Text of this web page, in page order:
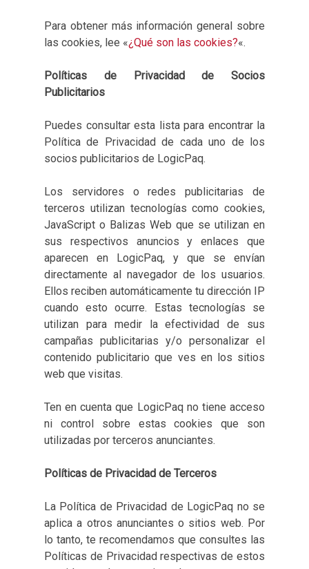
Para obtener más información general sobre
las cookies, lee «¿Qué son las cookies?«.
Políticas de Privacidad de Socios
Publicitarios
Puedes consultar esta lista para encontrar la
Política de Privacidad de cada uno de los
socios publicitarios de LogicPaq.
Los servidores o redes publicitarias de
terceros utilizan tecnologías como cookies,
JavaScript o Balizas Web que se utilizan en
sus respectivos anuncios y enlaces que
aparecen en LogicPaq, y que se envían
directamente al navegador de los usuarios.
Ellos reciben automáticamente tu dirección IP
cuando esto ocurre. Estas tecnologías se
utilizan para medir la efectividad de sus
campañas publicitarias y/o personalizar el
contenido publicitario que ves en los sitios
web que visitas.
Ten en cuenta que LogicPaq no tiene acceso
ni control sobre estas cookies que son
utilizadas por terceros anunciantes.
Políticas de Privacidad de Terceros
La Política de Privacidad de LogicPaq no se
aplica a otros anunciantes o sitios web. Por
lo tanto, te recomendamos que consultes las
Políticas de Privacidad respectivas de estos